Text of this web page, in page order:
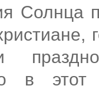
Солнца
в этот